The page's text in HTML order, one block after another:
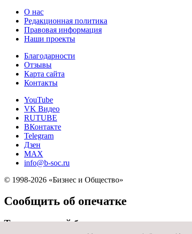
О нас
Редакционная политика
Правовая информация
Наши проекты
Благодарности
Отзывы
Карта сайта
Контакты
YouTube
VK Видео
RUTUBE
ВКонтакте
Telegram
Дзен
MAX
info@b-soc.ru
© 1998-2026 «Бизнес и Общество»
Сообщить об опечатке
Текст, который будет отправлен нашим